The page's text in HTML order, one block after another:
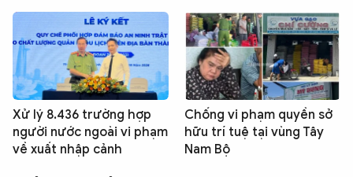
Xử lý 8.436 trường hợp
người nước ngoài vi phạm
về xuất nhập cảnh
Chống vi phạm quyền sở
hữu trí tuệ tại vùng Tây
Nam Bộ